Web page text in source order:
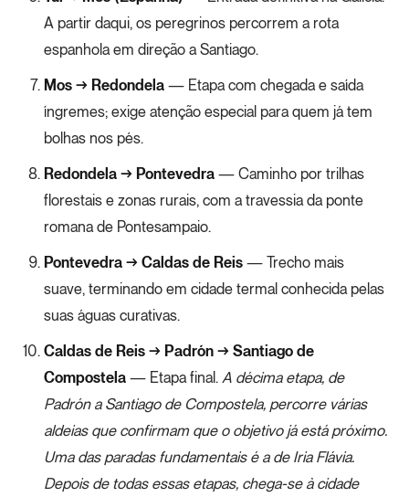
A partir daqui, os peregrinos percorrem a rota
espanhola em direção a Santiago.
Mos → Redondela — Etapa com chegada e saída
íngremes; exige atenção especial para quem já tem
bolhas nos pés.
Redondela → Pontevedra — Caminho por trilhas
florestais e zonas rurais, com a travessia da ponte
romana de Pontesampaio.
Pontevedra → Caldas de Reis — Trecho mais
suave, terminando em cidade termal conhecida pelas
suas águas curativas.
Caldas de Reis → Padrón → Santiago de
Compostela — Etapa final. A décima etapa, de
Padrón a Santiago de Compostela, percorre várias
aldeias que confirmam que o objetivo já está próximo.
Uma das paradas fundamentais é a de Iria Flávia.
Depois de todas essas etapas, chega-se à cidade